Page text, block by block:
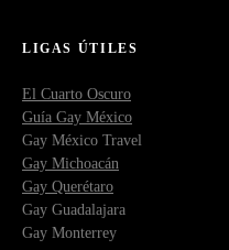
LIGAS ÚTILES
El Cuarto Oscuro
Guía Gay México
Gay México Travel
Gay Michoacán
Gay Querétaro
Gay Guadalajara
Gay Monterrey